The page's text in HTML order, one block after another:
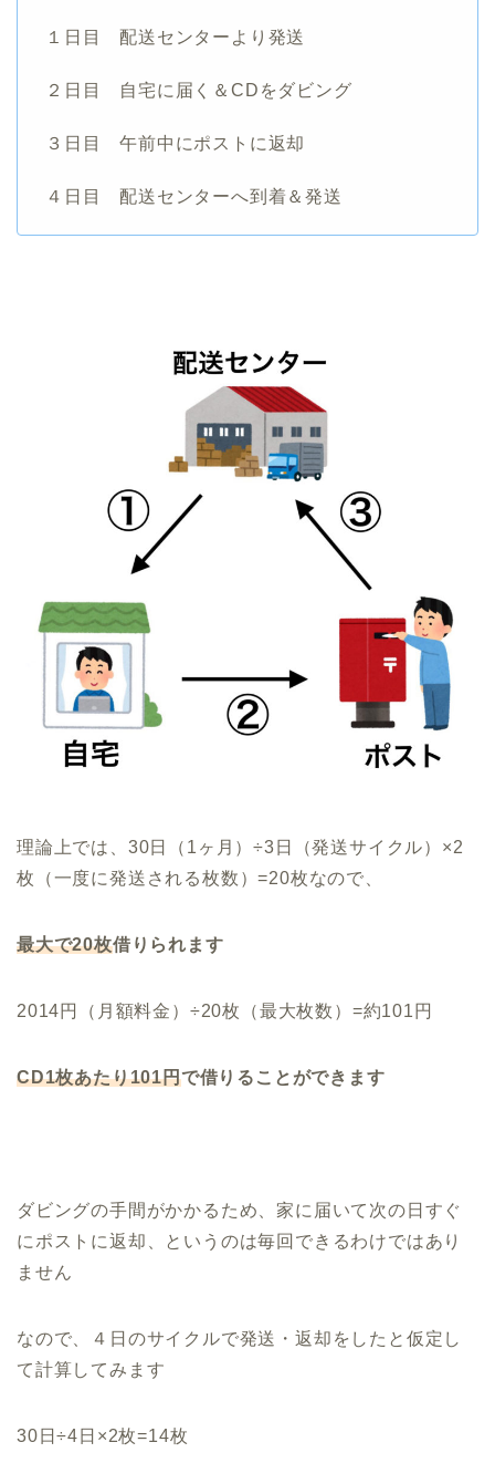
１日目 配送センターより発送
２日目 自宅に届く＆CDをダビング
３日目 午前中にポストに返却
４日目 配送センターへ到着＆発送
理論上では、30日（1ヶ月）÷3日（発送サイクル）×2
枚（一度に発送される枚数）=20枚なので、
最大で20枚借りられます
2014円（月額料金）÷20枚（最大枚数）=約101円
CD1枚あたり101円で借りることができます
ダビングの手間がかかるため、家に届いて次の日すぐ
にポストに返却、というのは毎回できるわけではあり
ません
なので、４日のサイクルで発送・返却をしたと仮定し
て計算してみます
30日÷4日×2枚=14枚